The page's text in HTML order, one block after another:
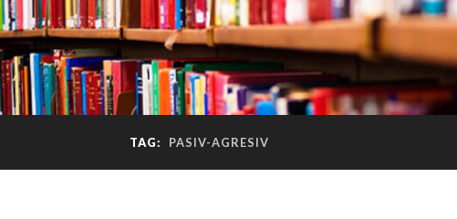
TAG: PASIV-AGRESIV